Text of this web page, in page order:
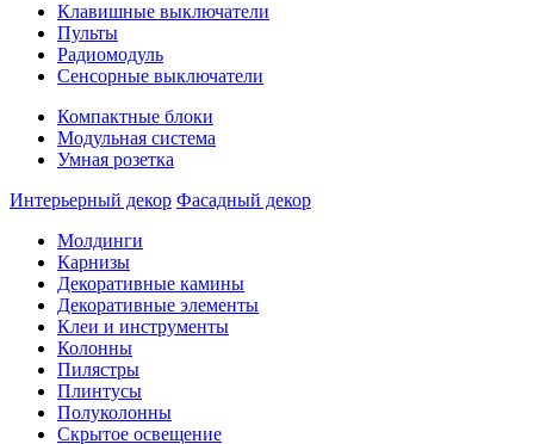
Клавишные выключатели
Пульты
Радиомодуль
Сенсорные выключатели
Компактные блоки
Модульная система
Умная розетка
Интерьерный декор Фасадный декор
Молдинги
Карнизы
Декоративные камины
Декоративные элементы
Клеи и инструменты
Колонны
Пилястры
Плинтусы
Полуколонны
Скрытое освещение